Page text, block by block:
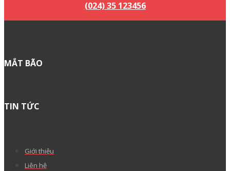
(024) 35 123456
MẮT BÃO
TIN TỨC
Giới thiệu
Liên hệ